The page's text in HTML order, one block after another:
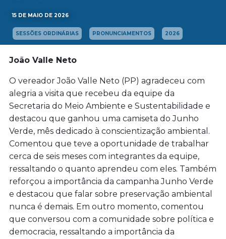
15 DE MAIO DE 2026
SESSÕES ORDINÁRIAS PRONUNCIAMENTOS 2026
João Valle Neto
O vereador João Valle Neto (PP) agradeceu com
alegria a visita que recebeu da equipe da
Secretaria do Meio Ambiente e Sustentabilidade e
destacou que ganhou uma camiseta do Junho
Verde, mês dedicado à conscientização ambiental.
Comentou que teve a oportunidade de trabalhar
cerca de seis meses com integrantes da equipe,
ressaltando o quanto aprendeu com eles. Também
reforçou a importância da campanha Junho Verde
e destacou que falar sobre preservação ambiental
nunca é demais. Em outro momento, comentou
que conversou com a comunidade sobre política e
democracia, ressaltando a importância da